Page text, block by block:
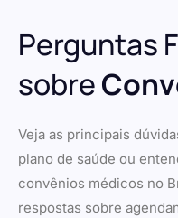
Perguntas
sobre
Veja as principais
plano de saúde ou
convênios médicos no
respostas sobre